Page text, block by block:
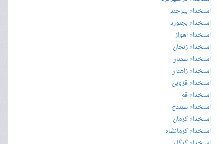
استخدام بیرجند
استخدام بجنورد
استخدام اهواز
استخدام زنجان
استخدام سمنان
استخدام زاهدان
استخدام قزوین
استخدام قم
استخدام سنندج
استخدام کرمان
استخدام کرمانشاه